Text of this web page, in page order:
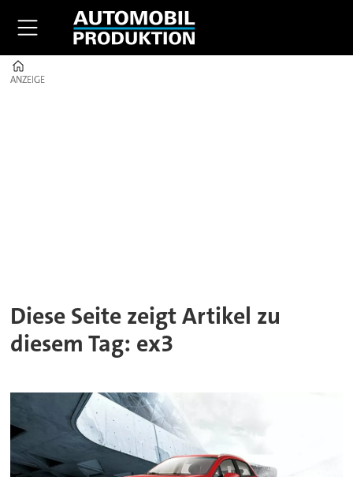
ANZEIGE
ANZEIGE
Diese Seite zeigt Artikel zu
diesem Tag: ex3